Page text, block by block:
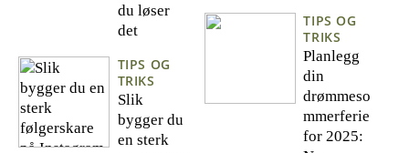
du løser
det
TIPS OG
TRIKS
Slik
bygger du
en sterk
TIPS OG
TRIKS
Planlegg
din
drømmeso
mmerferie
for 2025: